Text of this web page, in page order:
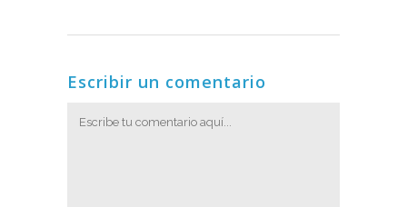
Escribir un comentario